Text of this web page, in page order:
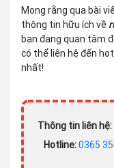
Mong rằng qua bài
thông tin hữu ích về
bạn đang quan tâm
có thể liên hệ đến
nhất!
Thông tin liên hệ:
Hotline:0365